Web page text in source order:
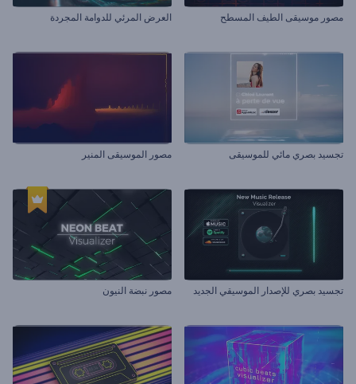
مصور موسيقى الطيف المسطح العرض المرئي للدوامة المجردة
تجسيد بصري مائي للموسيقى مصور الموسيقى المنير
تجسيد بصري للإصدار الموسيقي الجديد مصور نبضة النيون